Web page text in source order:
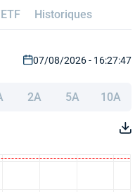
Historiques
07/08/2026 - 16:27:47
2A 5A 10A